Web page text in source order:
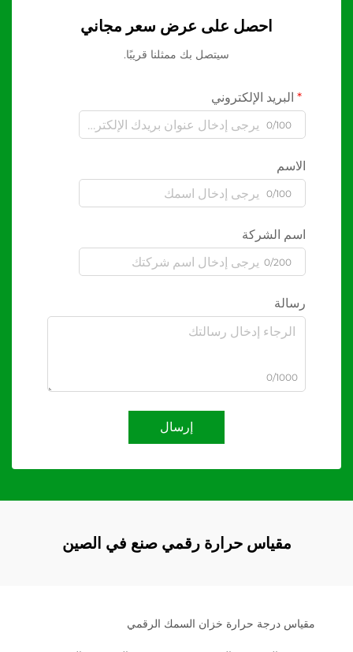
احصل على عرض سعر مجاني
سيتصل بك ممثلنا قريبًا.
البريد الإلكتروني
0/100
الاسم
0/100
اسم الشركة
0/200
رسالة
0/1000
إرسال
مقياس حرارة رقمي صنع في الصين
مقياس درجة حرارة خزان السمك الرقمي